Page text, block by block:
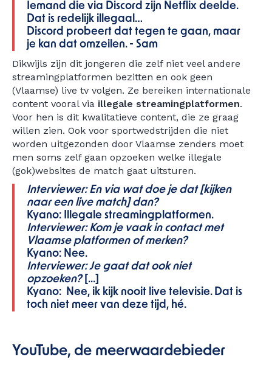
Iemand die via Discord zijn Netflix deelde.
Dat is redelijk illegaal…
Discord probeert dat tegen te gaan, maar
je kan dat omzeilen. - Sam
Dikwijls zijn dit jongeren die zelf niet veel andere
streamingplatformen bezitten en ook geen
(Vlaamse) live tv volgen. Ze bereiken internationale
content vooral via illegale streamingplatformen.
Voor hen is dit kwalitatieve content, die ze graag
willen zien. Ook voor sportwedstrijden die niet
worden uitgezonden door Vlaamse zenders moet
men soms zelf gaan opzoeken welke illegale
(gok)websites de match gaat uitsturen.
Interviewer: En via wat doe je dat [kijken
naar een live match] dan?
Kyano: Illegale streamingplatformen.
Interviewer: Kom je vaak in contact met
Vlaamse platformen of merken?
Kyano: Nee.
Interviewer: Je gaat dat ook niet
opzoeken?[...]
Kyano: Nee, ik kijk nooit live televisie. Dat is
toch niet meer van deze tijd, hé.
YouTube, de meerwaardebieder